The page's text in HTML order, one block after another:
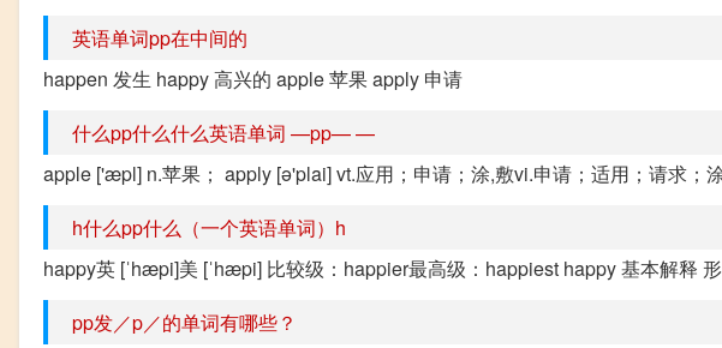
英语单词pp在中间的
happen 发生 happy 高兴的 apple 苹果 apply 申请
什么pp什么什么英语单词 —pp— —
apple ['æpl] n.苹果； apply [ə'plai] vt.应用；申请；涂,敷vi.申请；适用；请求；
h什么pp什么（一个英语单词）h
happy英 [ˈhæpi]美 [ˈhæpi] 比较级：happier最高级：happiest happy 基本解释
pp发／p／的单词有哪些？